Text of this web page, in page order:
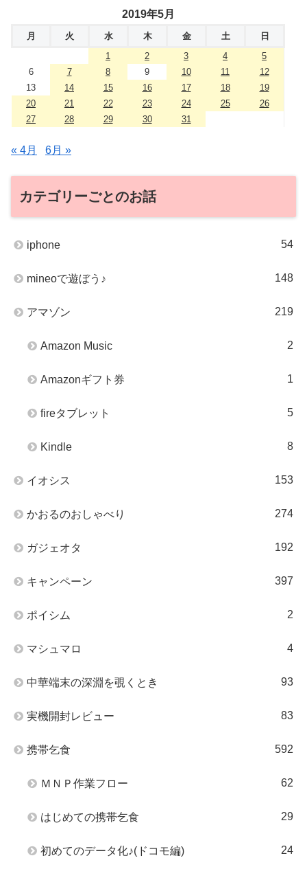
2019年5月
月 火 水 木 金 土
日
1
2 3 4
5
6
7 8 9 10 11
12
13
14 15 16 17 18
19
20
21 22 23 24 25
26
27
28 29 30 31
« 4月 6月 »
カテゴリーごとのお話
iphone 54
mineoで遊ぼう♪ 148
アマゾン 219
Amazon Music 2
Amazonギフト券 1
fireタブレット 5
Kindle 8
イオシス 153
かおるのおしゃべり 274
ガジェオタ 192
キャンペーン 397
ポイシム 2
マシュマロ 4
中華端末の深淵を覗くとき 93
実機開封レビュー 83
携帯乞食 592
ＭＮＰ作業フロー 62
はじめての携帯乞食 29
初めてのデータ化♪(ドコモ編) 24